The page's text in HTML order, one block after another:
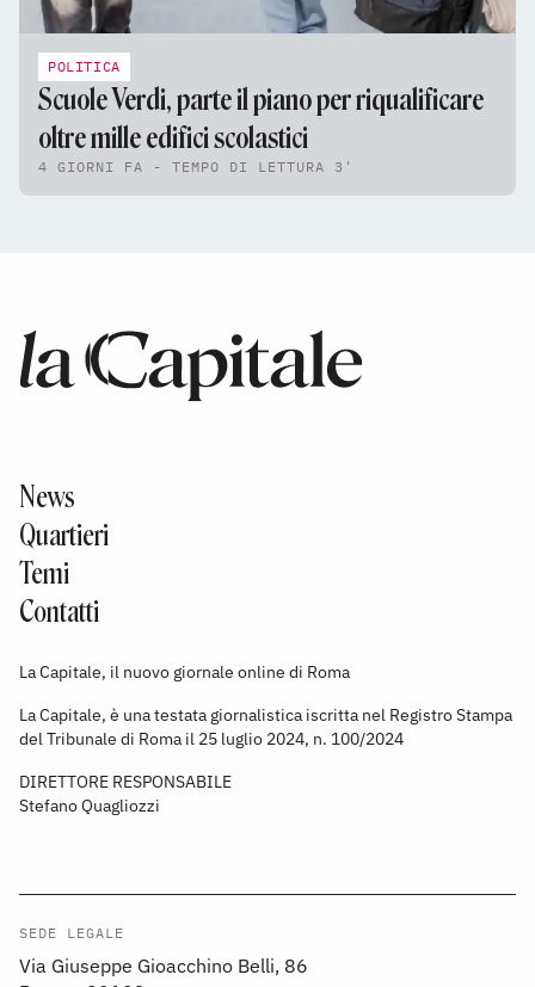
POLITICA
Scuole Verdi, parte il piano per riqualificare
oltre mille edifici scolastici
4 GIORNI FA - TEMPO DI LETTURA 3'
News
Quartieri
Temi
Contatti
La Capitale, il nuovo giornale online di Roma
La Capitale, è una testata giornalistica iscritta nel Registro Stampa
del Tribunale di Roma il 25 luglio 2024, n. 100/2024
DIRETTORE RESPONSABILE
Stefano Quagliozzi
SEDE LEGALE
Via Giuseppe Gioacchino Belli, 86